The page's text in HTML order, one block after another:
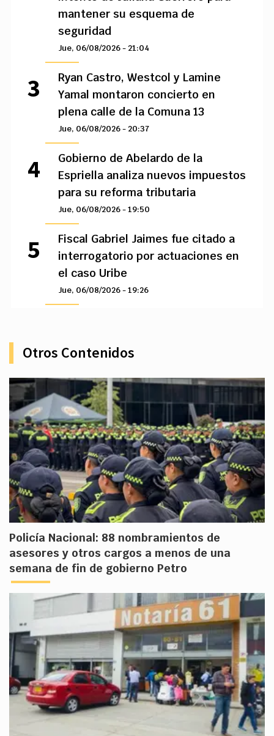
mantener su esquema de
seguridad
Jue, 06/08/2026 - 21:04
Ryan Castro, Westcol y Lamine
Yamal montaron concierto en
plena calle de la Comuna 13
Jue, 06/08/2026 - 20:37
Gobierno de Abelardo de la
Espriella analiza nuevos impuestos
para su reforma tributaria
Jue, 06/08/2026 - 19:50
Fiscal Gabriel Jaimes fue citado a
interrogatorio por actuaciones en
el caso Uribe
Jue, 06/08/2026 - 19:26
Otros Contenidos
Policía Nacional: 88 nombramientos de
asesores y otros cargos a menos de una
semana de fin de gobierno Petro